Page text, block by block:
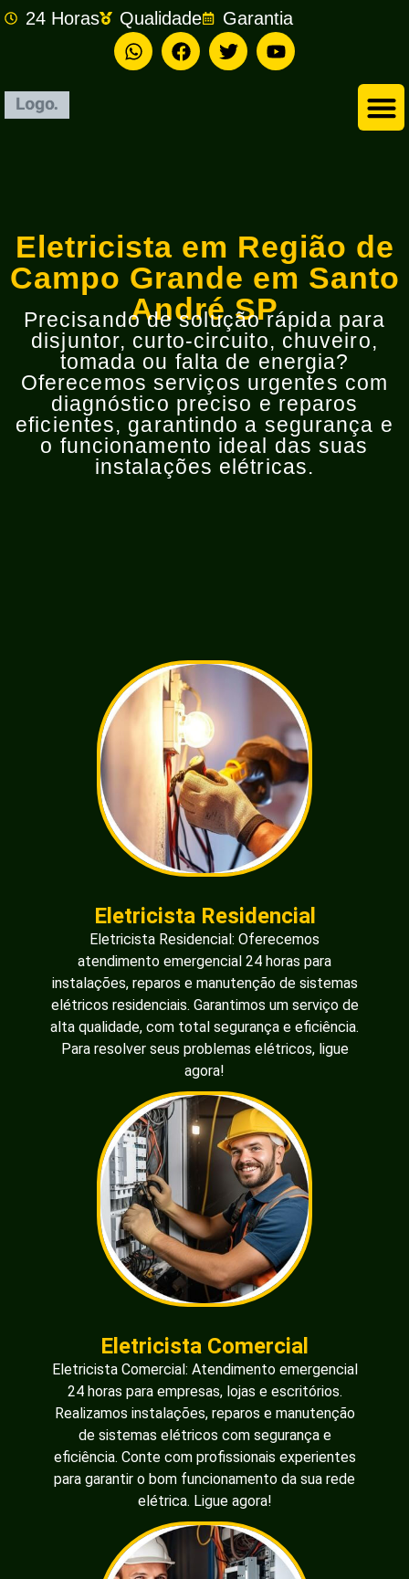
24 Horas Qualidade Garantia
Eletricista em Região de
Campo Grande em Santo
André SP
Precisando de solução rápida para
disjuntor, curto-circuito, chuveiro,
tomada ou falta de energia?
Oferecemos serviços urgentes com
diagnóstico preciso e reparos
eficientes, garantindo a segurança e
o funcionamento ideal das suas
instalações elétricas.
Eletricista Residencial
Eletricista Residencial: Oferecemos
atendimento emergencial 24 horas para
instalações, reparos e manutenção de sistemas
elétricos residenciais. Garantimos um serviço de
alta qualidade, com total segurança e eficiência.
Para resolver seus problemas elétricos, ligue
agora!
Eletricista Comercial
Eletricista Comercial: Atendimento emergencial
24 horas para empresas, lojas e escritórios.
Realizamos instalações, reparos e manutenção
de sistemas elétricos com segurança e
eficiência. Conte com profissionais experientes
para garantir o bom funcionamento da sua rede
elétrica. Ligue agora!